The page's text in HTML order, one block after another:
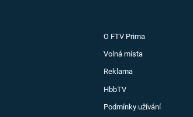
O FTV Prima
Volná místa
Reklama
HbbTV
Podmínky užívání